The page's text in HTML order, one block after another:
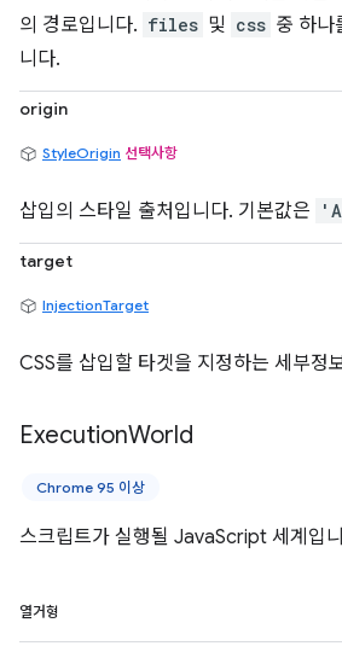
의 경로입니다. files 및 css 중 하나
니다.
origin
StyleOrigin 선택사항
삽입의 스타일 출처입니다. 기본값은
target
InjectionTarget
CSS를 삽입할 타겟을 지정하는 세부정
ExecutionWorld
Chrome 95 이상
스크립트가 실행될 JavaScript 세계입
열거형